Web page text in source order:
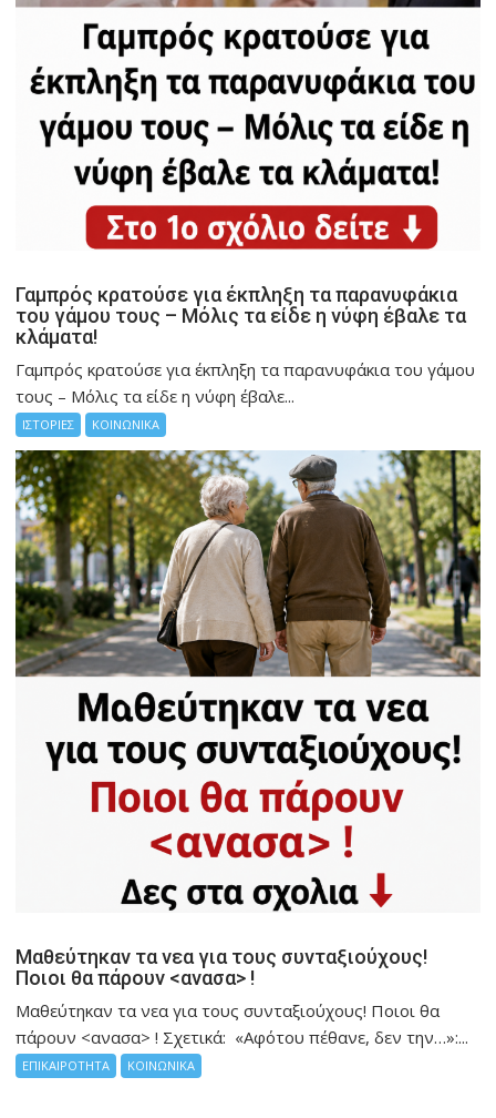
Γαμπρός κρατούσε για έκπληξη τα παρανυφάκια
του γάμου τους – Μόλις τα είδε η νύφη έβαλε τα
κλάματα!
Γαμπρός κρατούσε για έκπληξη τα παρανυφάκια του γάμου
τους – Μόλις τα είδε η νύφη έβαλε...
ΙΣΤΟΡΙΕΣ ΚΟΙΝΩΝΙΚΑ
Μαθεύτηκαν τα νεα για τους συνταξιούχους!
Ποιοι θα πάρουν <ανασα> !
Μαθεύτηκαν τα νεα για τους συνταξιούχους! Ποιοι θα
πάρουν <ανασα> ! Σχετικά: «Αφότου πέθανε, δεν την…»:...
ΕΠΙΚΑΙΡΟΤΗΤΑ ΚΟΙΝΩΝΙΚΑ